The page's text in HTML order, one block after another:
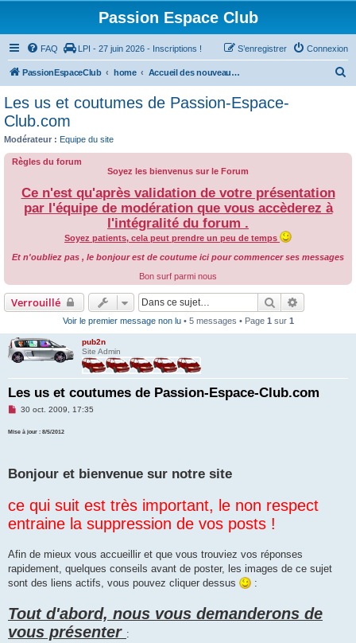
Passion Espace Club
FAQ LPI - 27 juin 2026 - Inscriptions ! Connexion
S’enregistrer
PassionEspaceClub home Accueil des nouveaux forumeurs du site Passion Espace Club
Les us et coutumes de Passion-Espace-
Club.com
Modérateur : Equipe du site
Règles du forum
Soyez les bienvenus sur le Forum
Ce n'est qu'après validation de votre présentation
par l'équipe de modération que vous accèderez à
l'intégralité du forum .
Soyez patients, cela peut prendre un peu de temps
Et n'oubliez pas , le bonjour est de coutume ici pour commencer ses messages
Bon surf parmi nous
Verrouillé Rechercher
Voir le premier message non lu• 5 messages • Page 1 sur 1
pub2n
Site Admin
Les us et coutumes de Passion-Espace-Club.com
M
n
l
u
30 oct. 2009, 17:35
Mise à jour : 8/5/2012
Bonjour et bienvenue sur notre site
ce qui suit est très important, le non respect
entraine la suppression de vos posts !
Afin de mieux vous accueillir et que vous trouviez vos réponses
rapidement, quelques conseils avant de poster, les images de ce sujet
sont des liens actifs, vous pouvez cliquer dessus
:
Tout d'abord, nous vous demanderons de
vous présenter :